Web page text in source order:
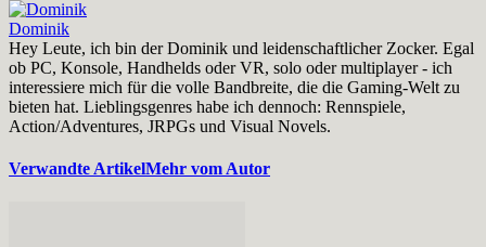
Dominik
Hey Leute, ich bin der Dominik und leidenschaftlicher Zocker. Egal
ob PC, Konsole, Handhelds oder VR, solo oder multiplayer - ich
interessiere mich für die volle Bandbreite, die die Gaming-Welt zu
bieten hat. Lieblingsgenres habe ich dennoch: Rennspiele,
Action/Adventures, JRPGs und Visual Novels.
Verwandte ArtikelMehr vom Autor